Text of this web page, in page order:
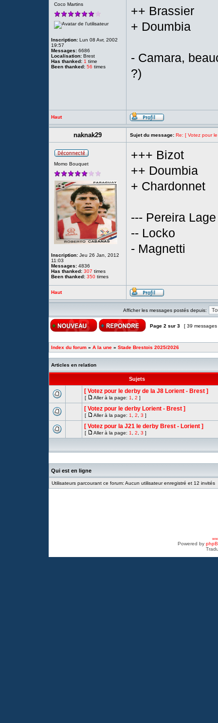
Coco Martins
Inscription: Lun 08 Avr, 2002
19:57
Messages: 6686
Localisation: Brest
Has thanked: 1 time
Been thanked: 56 times
++ Brassier
+ Doumbia
- Camara,
?)
Haut
naknak29 Sujet du message: Re: [ Votez pour
Momo Bouquet
Inscription: Jeu 26 Jan, 2012
11:03
Messages: 4836
Has thanked: 307 times
Been thanked: 350 times
+++ Bizot
++ Doumbia
+ Chardonnet
--- Pereira Lage
-- Locko
- Magnetti
Haut
Afficher les messages postés depuis:
Page 2 sur 3 [ 39
Index du forum » A la une » Stade Brestois 2025/2026
Articles en relation
Sujets
[ Votez pour le derby de la J8 Lorient - Brest ]
[ Aller à la page: 1 2 ]
[ Votez pour le derby Lorient - Brest ]
[ Aller à la page: 1 2 3 ]
[ Votez pour la J21 le derby Brest - Lorient ]
[ Aller à la page: 1 2 3 ]
Qui est en ligne
Utilisateurs parcourant ce forum: Aucun utilisateur enregistré et 12 invités
Powered by